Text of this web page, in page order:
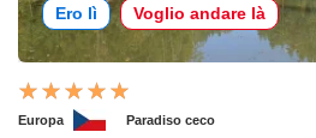
Ero lì Voglio andare là
Europa Paradiso ceco